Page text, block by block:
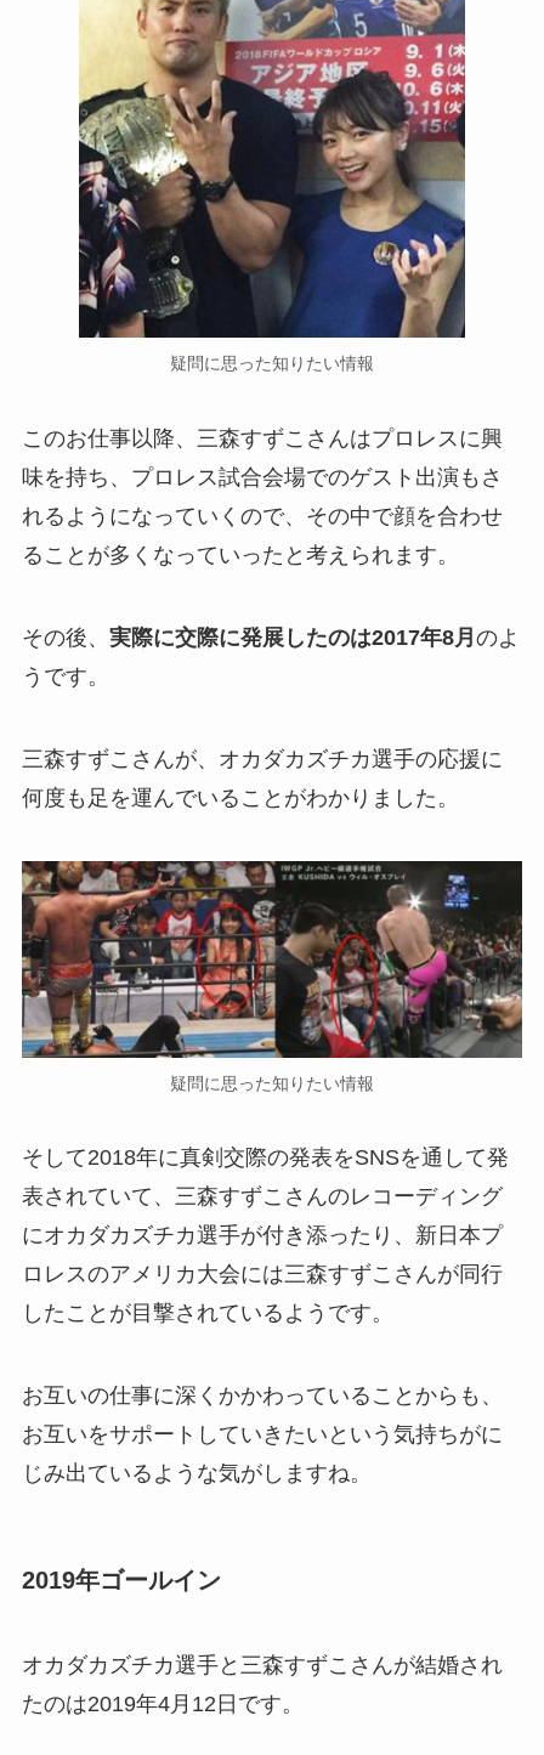
疑問に思った知りたい情報
このお仕事以降、三森すずこさんはプロレスに興
味を持ち、プロレス試合会場でのゲスト出演もさ
れるようになっていくので、その中で顔を合わせ
ることが多くなっていったと考えられます。
その後、 実際に交際に発展したのは2017年8月 のよ
うです。
三森すずこさんが、オカダカズチカ選手の応援に
何度も足を運んでいることがわかりました。
疑問に思った知りたい情報
そして2018年に真剣交際の発表をSNSを通して発
表されていて、三森すずこさんのレコーディング
にオカダカズチカ選手が付き添ったり、新日本プ
ロレスのアメリカ大会には三森すずこさんが同行
したことが目撃されているようです。
お互いの仕事に深くかかわっていることからも、
お互いをサポートしていきたいという気持ちがに
じみ出ているような気がしますね。
2019年ゴールイン
オカダカズチカ選手と三森すずこさんが結婚され
たのは2019年4月12日です。